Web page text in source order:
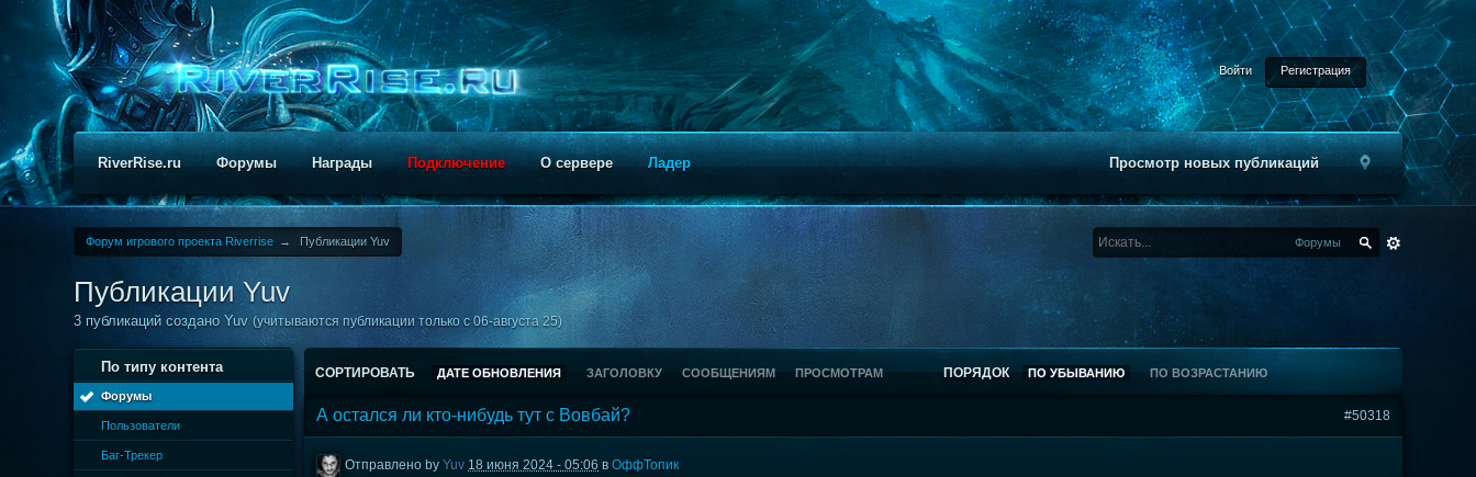
Войти Регистрация
Просмотр новых публикаций
RiverRise.ru Форумы Награды Подключение О сервере Ладер
Форум игрового проекта Riverrise → Публикации Yuv Форумы
Публикации Yuv
3 публикаций создано Yuv(учитываются публикации только с 06-августа 25)
По типу контента
Форумы
Пользователи
Баг-Трекер
СОРТИРОВАТЬ ДАТЕ ОБНОВЛЕНИЯ ЗАГОЛОВКУ СООБЩЕНИЯМ ПРОСМОТРАМ ПОРЯДОК ПО УБЫВАНИЮ ПО ВОЗРАСТАНИЮ
#50318
А остался ли кто-нибудь тут с Вовбай?
Отправлено byYuv 18 июня 2024 - 05:06 вОффТопик